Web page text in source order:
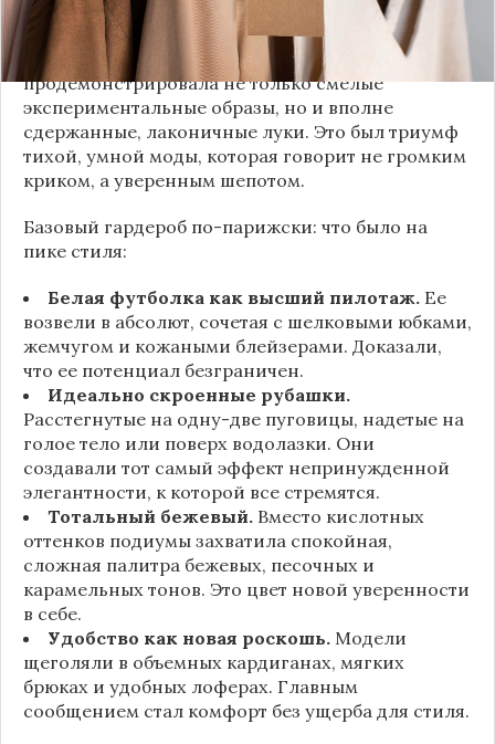
Как тонко подметила автор канала «Деловая
косметичка», завершившаяся неделя моды
продемонстрировала не только смелые
экспериментальные образы, но и вполне
сдержанные, лаконичные луки. Это был триумф
тихой, умной моды, которая говорит не громким
криком, а уверенным шепотом.
Базовый гардероб по-парижски: что было на
пике стиля:
Белая футболка как высший пилотаж. Ее
возвели в абсолют, сочетая с шелковыми юбками,
жемчугом и кожаными блейзерами. Доказали,
что ее потенциал безграничен.
Идеально скроенные рубашки.
Расстегнутые на одну-две пуговицы, надетые на
голое тело или поверх водолазки. Они
создавали тот самый эффект непринужденной
элегантности, к которой все стремятся.
Тотальный бежевый. Вместо кислотных
оттенков подиумы захватила спокойная,
сложная палитра бежевых, песочных и
карамельных тонов. Это цвет новой уверенности
в себе.
Удобство как новая роскошь. Модели
щеголяли в объемных кардиганах, мягких
брюках и удобных лоферах. Главным
сообщением стал комфорт без ущерба для стиля.